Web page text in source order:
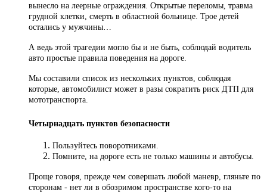
вынесло на леерные ограждения. Открытые переломы, травма
грудной клетки, смерть в областной больнице. Трое детей
остались у мужчины…
А ведь этой трагедии могло бы и не быть, соблюдай водитель
авто простые правила поведения на дороге.
Мы составили список из нескольких пунктов, соблюдая
которые, автомобилист может в разы сократить риск ДТП для
мототранспорта.
Четырнадцать пунктов безопасности
Пользуйтесь поворотниками.
Помните, на дороге есть не только машины и автобусы.
Проще говоря, прежде чем совершать любой маневр, гляньте по
сторонам - нет ли в обозримом пространстве кого-то на